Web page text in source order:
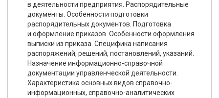
в деятельности предприятия. Распорядительные
документы. Особенности подготовки
распорядительных документов. Подготовка
и оформление приказов. Особенности оформления
выписки из приказа. Специфика написания
распоряжений, решений, постановлений, указаний.
Назначение информационно-справочной
документации управленческой деятельности.
Характеристика основных видов справочно-
информационных, справочно-аналитических